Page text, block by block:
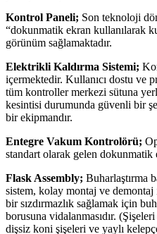
Kontrol Paneli; Son teknoloji
“dokunmatik ekran kullanılarak
görünüm sağlamaktadır.
Elektrikli Kaldırma Sistemi;
içermektedir. Kullanıcı dostu ve
tüm kontroller merkezi sütuna
kesintisi durumunda güvenli bir
bir ekipmandır.
Entegre Vakum Kontrolörü;
standart olarak gelen dokunmatik
Flask Assembly; Buharlaştırma
sistem, kolay montaj ve demontaj
bir sızdırmazlık sağlamak için
borusuna vidalanmasıdır.
dişsiz koni şişeleri ve yaylı